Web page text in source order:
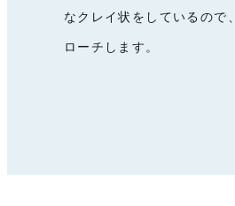
なクレイ状をしているので
ローチします。